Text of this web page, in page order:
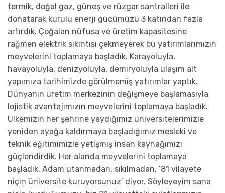
termik, doğal gaz, güneş ve rüzgar santralleri ile
donatarak kurulu enerji gücümüzü 3 katından fazla
artırdık. Çoğalan nüfusa ve üretim kapasitesine
rağmen elektrik sıkıntısı çekmeyerek bu yatırımlarımızın
meyvelerini toplamaya başladık. Karayoluyla,
havayoluyla, denizyoluyla, demiryoluyla ulaşım alt
yapımıza tarihimizde görülmemiş yatırımlar yaptık.
Dünyanın üretim merkezinin değişmeye başlamasıyla
lojistik avantajımızın meyvelerini toplamaya başladık.
Ülkemizin her şehrine yaydığımız üniversitelerimizle
yeniden ayağa kaldırmaya başladığımız mesleki ve
teknik eğitimimizle yetişmiş insan kaynağımızı
güçlendirdik. Her alanda meyvelerini toplamaya
başladık. Adam utanmadan, sıkılmadan, ’81 vilayete
niçin üniversite kuruyorsunuz’ diyor. Söyleyeyim sana